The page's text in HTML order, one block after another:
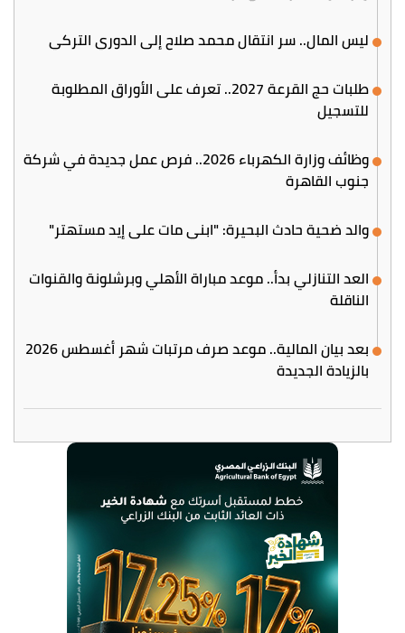
ليس المال.. سر انتقال محمد صلاح إلى الدوري التركي
طلبات حج القرعة 2027.. تعرف على الأوراق المطلوبة
للتسجيل
وظائف وزارة الكهرباء 2026.. فرص عمل جديدة في شركة
جنوب القاهرة
والد ضحية حادث البحيرة: "ابني مات على إيد مستهتر"
العد التنازلي بدأ.. موعد مباراة الأهلي وبرشلونة والقنوات
الناقلة
بعد بيان المالية.. موعد صرف مرتبات شهر أغسطس 2026
بالزيادة الجديدة